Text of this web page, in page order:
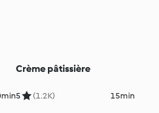
Crème pâtissière
5 (1.2K) 15min